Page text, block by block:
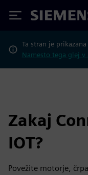
Siemens
Ta stran je
Namesto tega glej v
Zakaj
IOT?
Povežite motorje,